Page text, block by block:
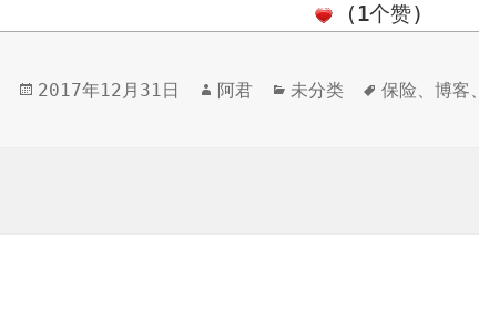
(1个赞)
发
2017年12月31日
作
阿君
分
未分类
标
保险 、博客